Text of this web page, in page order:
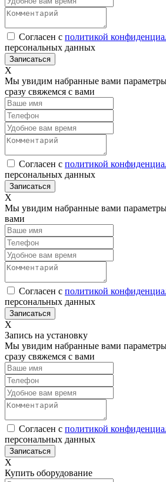
Согласен с политикой
персональных данных
Х
Мы увидим набранные вами параметры
сразу свяжемся с вами
Согласен с политикой
персональных данных
Х
Мы увидим набранные вами параметры
вами
Согласен с политикой
персональных данных
Х
Запись на установку
Мы увидим набранные вами параметры
сразу свяжемся с вами
Согласен с политикой
персональных данных
Х
Купить оборудование